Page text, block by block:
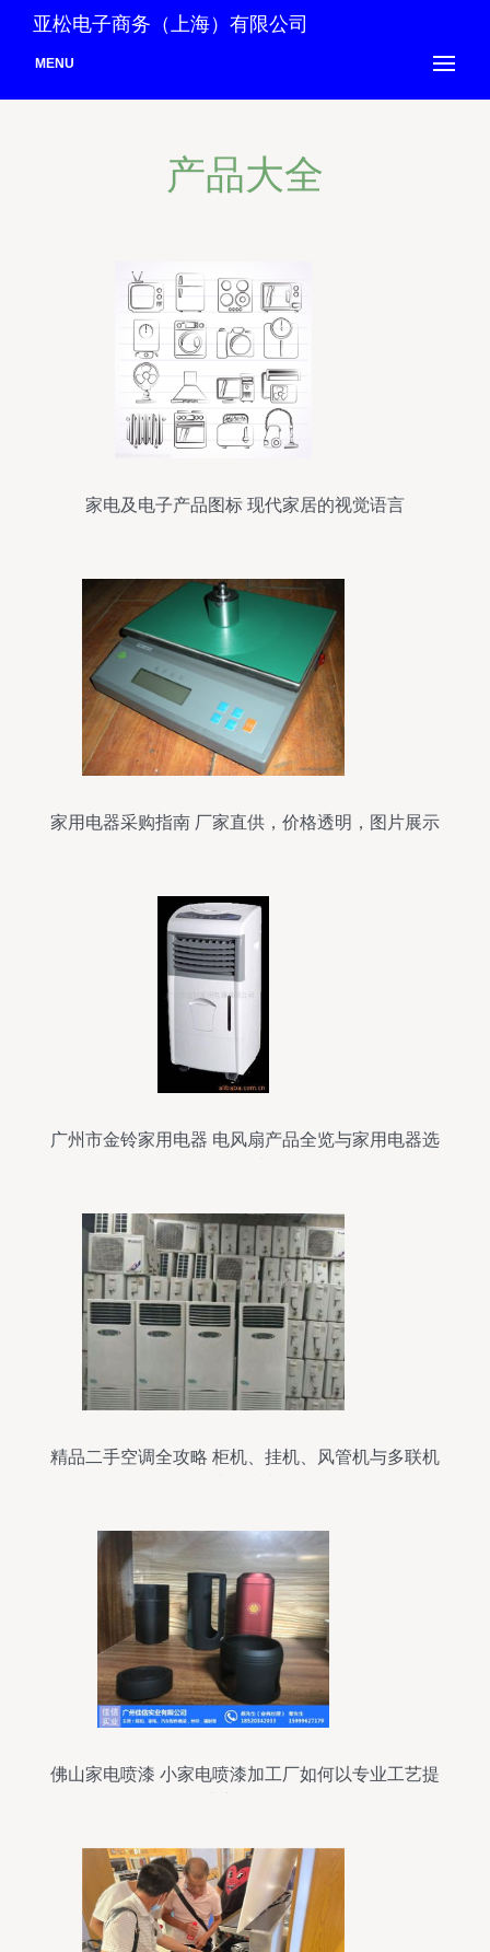
亚松电子商务（上海）有限公司
MENU
产品大全
家电及电子产品图标 现代家居的视觉语言
家用电器采购指南 厂家直供，价格透明，图片展示
广州市金铃家用电器 电风扇产品全览与家用电器选
精品二手空调全攻略 柜机、挂机、风管机与多联机
佛山家电喷漆 小家电喷漆加工厂如何以专业工艺提